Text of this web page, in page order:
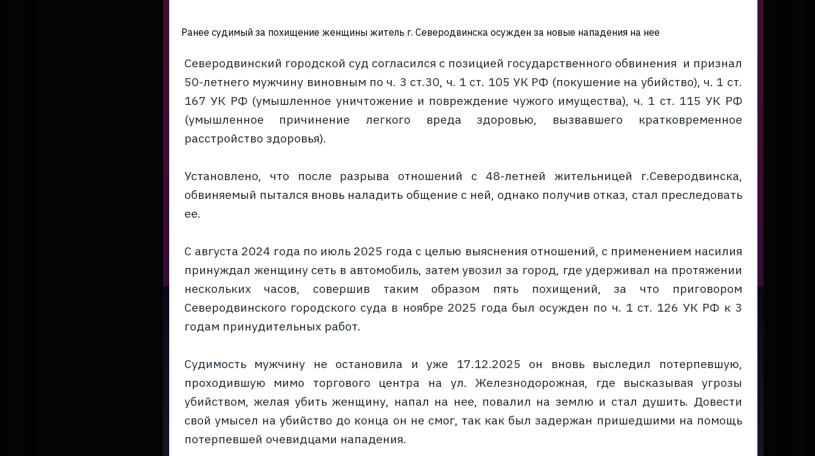
Ранее судимый за похищение женщины житель г. Северодвинска осужден за новые нападения на нее
Северодвинский городской суд согласился с позицией государственного обвинения и признал
50-летнего мужчину виновным по ч. 3 ст.30, ч. 1 ст. 105 УК РФ (покушение на убийство), ч. 1 ст.
167 УК РФ (умышленное уничтожение и повреждение чужого имущества), ч. 1 ст. 115 УК РФ
(умышленное причинение легкого вреда здоровью, вызвавшего кратковременное
расстройство здоровья).
Установлено, что после разрыва отношений с 48-летней жительницей г.Северодвинска,
обвиняемый пытался вновь наладить общение с ней, однако получив отказ, стал преследовать
ее.
С августа 2024 года по июль 2025 года с целью выяснения отношений, с применением насилия
принуждал женщину сеть в автомобиль, затем увозил за город, где удерживал на протяжении
нескольких часов, совершив таким образом пять похищений, за что приговором
Северодвинского городского суда в ноябре 2025 года был осужден по ч. 1 ст. 126 УК РФ к 3
годам принудительных работ.
Судимость мужчину не остановила и уже 17.12.2025 он вновь выследил потерпевшую,
проходившую мимо торгового центра на ул. Железнодорожная, где высказывая угрозы
убийством, желая убить женщину, напал на нее, повалил на землю и стал душить. Довести
свой умысел на убийство до конца он не смог, так как был задержан пришедшими на помощь
потерпевшей очевидцами нападения.